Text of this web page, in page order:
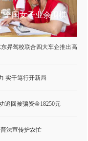
全国女子业余围棋
昇驾校联合四大车企推出高
实干笃行开新局
追回被骗资金18250元
法宣传护农忙